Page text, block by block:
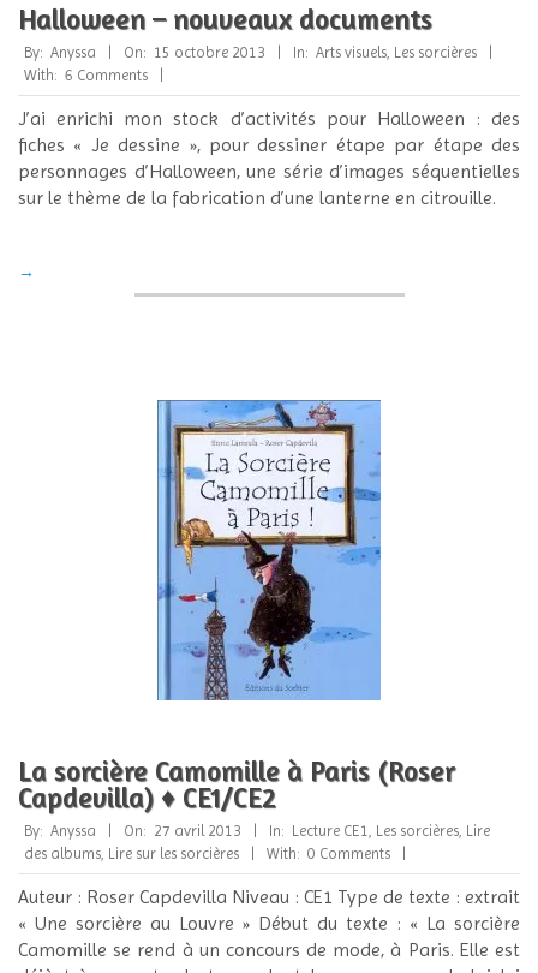
Halloween – nouveaux documents
2013-
10-
15
By: Anyssa On: 15 octobre 2013 In: Arts visuels Les sorcières
With: 6 Comments
J’ai enrichi mon stock d’activités pour Halloween : des
fiches « Je dessine », pour dessiner étape par étape des
personnages d’Halloween, une série d’images séquentielles
sur le thème de la fabrication d’une lanterne en citrouille.
→
La sorcière Camomille à Paris (Roser
Capdevilla) ♦ CE1/CE2
2013-
04-
27
By: Anyssa On: 27 avril 2013 In: Lecture CE1, Les sorcières, Lire
des albums, Lire sur les sorcières With: 0 Comments
Auteur : Roser Capdevilla Niveau : CE1 Type de texte : extrait
« Une sorcière au Louvre » Début du texte : « La sorcière
Camomille se rend à un concours de mode, à Paris. Elle est